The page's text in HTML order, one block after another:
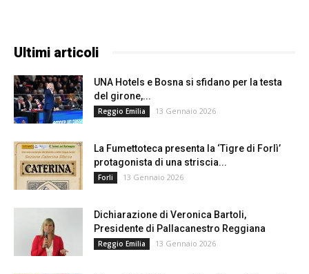
Ultimi articoli
UNA Hotels e Bosna si sfidano per la testa
del girone,...
Reggio Emilia 13 Gennaio 2026
La Fumettoteca presenta la ‘Tigre di Forlì’
protagonista di una striscia...
Forli 13 Gennaio 2026
Dichiarazione di Veronica Bartoli,
Presidente di Pallacanestro Reggiana
Reggio Emilia 13 Gennaio 2026